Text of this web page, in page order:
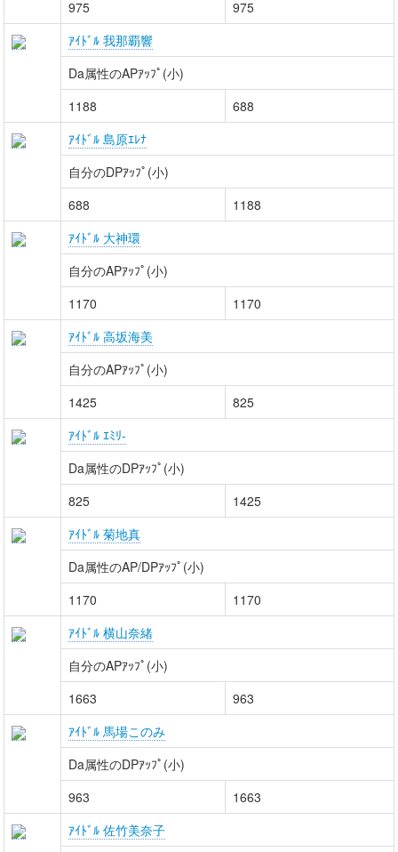
975
975
ｱｲﾄﾞﾙ 我那覇響
Da属性のAPｱｯﾌﾟ(小)
1188
688
ｱｲﾄﾞﾙ 島原ｴﾚﾅ
自分のDPｱｯﾌﾟ(小)
688
1188
ｱｲﾄﾞﾙ 大神環
自分のAPｱｯﾌﾟ(小)
1170
1170
ｱｲﾄﾞﾙ 高坂海美
自分のAPｱｯﾌﾟ(小)
1425
825
ｱｲﾄﾞﾙ ｴﾐﾘ-
Da属性のDPｱｯﾌﾟ(小)
825
1425
ｱｲﾄﾞﾙ 菊地真
Da属性のAP/DPｱｯﾌﾟ(小)
1170
1170
ｱｲﾄﾞﾙ 横山奈緒
自分のAPｱｯﾌﾟ(小)
1663
963
ｱｲﾄﾞﾙ 馬場このみ
Da属性のDPｱｯﾌﾟ(小)
963
1663
ｱｲﾄﾞﾙ 佐竹美奈子